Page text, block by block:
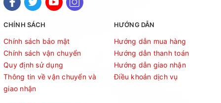
CHÍNH SÁCH
Chính sách bảo mật
Chính sách vận chuyển
Quy định sử dụng
Thông tin về vận chuyển và
giao nhận
HƯỚNG DẪN
Hướng dẫn mua hàng
Hướng dẫn thanh toán
Hướng dẫn giao nhận
Điều khoản dịch vụ